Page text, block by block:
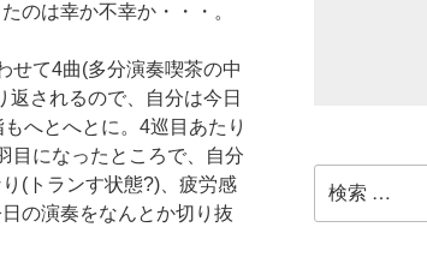
のは幸か不幸か・・・。
せて4曲(多分演奏喫茶の中
されるので、自分は今日
へとへとに。4巡目あたり
目になったところで、自分
(トランす状態?)、疲労感
の演奏をなんとか切り抜
索: